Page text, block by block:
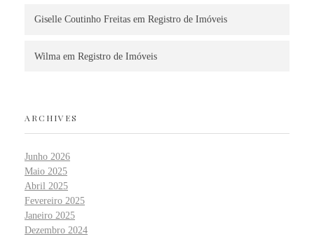
Giselle Coutinho Freitas em Registro de Imóveis
Wilma em Registro de Imóveis
ARCHIVES
Junho 2026
Maio 2025
Abril 2025
Fevereiro 2025
Janeiro 2025
Dezembro 2024